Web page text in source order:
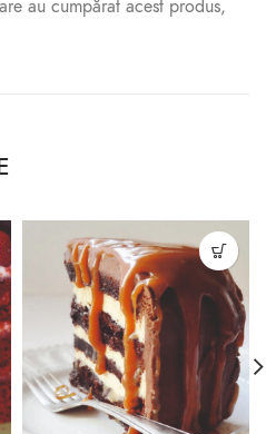
au cumpărat acest produs,